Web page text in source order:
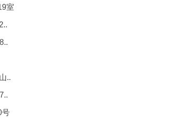
室
..
号